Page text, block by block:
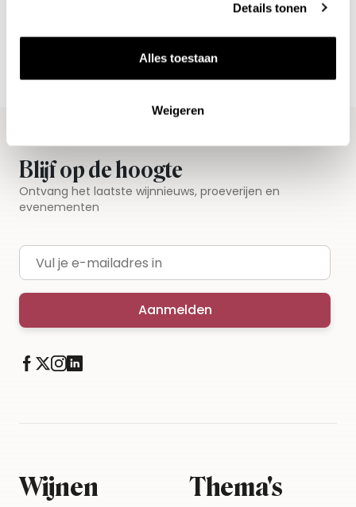
Details tonen
Alles toestaan
Weigeren
Blijf op de hoogte
Ontvang het laatste wijnnieuws, proeverijen en
evenementen
E-mailadres
Aanmelden
Wijnen Thema's